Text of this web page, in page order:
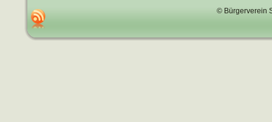
© Bürgerverein